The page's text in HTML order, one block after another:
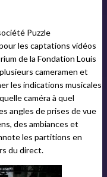
Puzzle
les captations vidéos
de la Fondation Louis
cameramen et
les indications musicales
caméra à quel
angles de prises de vue
des ambiances et
les partitions en
du direct.